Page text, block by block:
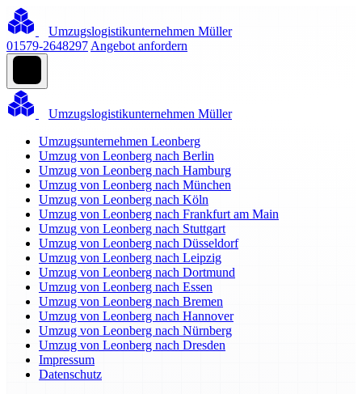
Umzugslogistikunternehmen Müller
01579-2648297 Angebot anfordern
Umzugslogistikunternehmen Müller
Umzugsunternehmen Leonberg
Umzug von Leonberg nach Berlin
Umzug von Leonberg nach Hamburg
Umzug von Leonberg nach München
Umzug von Leonberg nach Köln
Umzug von Leonberg nach Frankfurt am Main
Umzug von Leonberg nach Stuttgart
Umzug von Leonberg nach Düsseldorf
Umzug von Leonberg nach Leipzig
Umzug von Leonberg nach Dortmund
Umzug von Leonberg nach Essen
Umzug von Leonberg nach Bremen
Umzug von Leonberg nach Hannover
Umzug von Leonberg nach Nürnberg
Umzug von Leonberg nach Dresden
Impressum
Datenschutz